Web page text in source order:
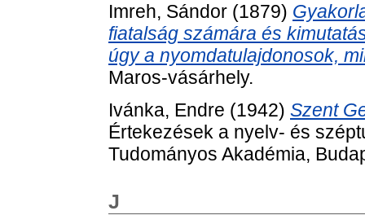
Imreh, Sándor (1879)
fiatalság számára és
úgy a nyomdatulajdonosok,
Maros-vásárhely.
Ivánka, Endre (1942) Szent
Értekezések a nyelv- és
Tudományos Akadémia,
J